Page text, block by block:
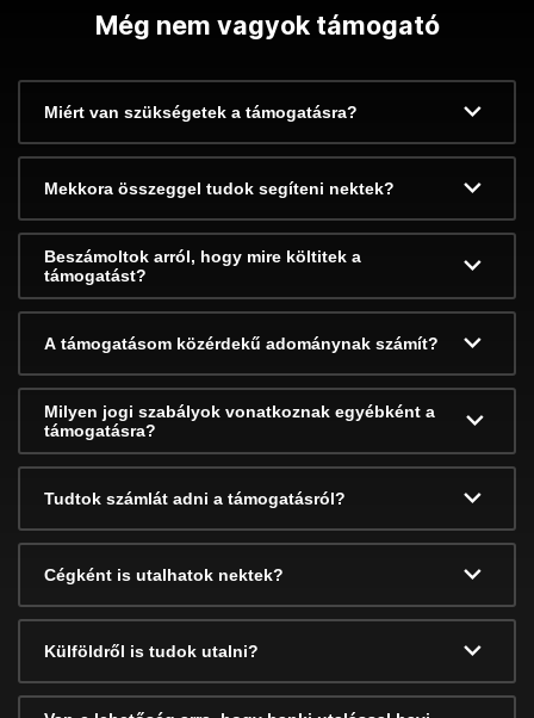
Még nem vagyok támogató
Miért van szükségetek a támogatásra?
Mekkora összeggel tudok segíteni nektek?
Beszámoltok arról, hogy mire költitek a
támogatást?
A támogatásom közérdekű adománynak számít?
Milyen jogi szabályok vonatkoznak egyébként a
támogatásra?
Tudtok számlát adni a támogatásról?
Cégként is utalhatok nektek?
Külföldről is tudok utalni?